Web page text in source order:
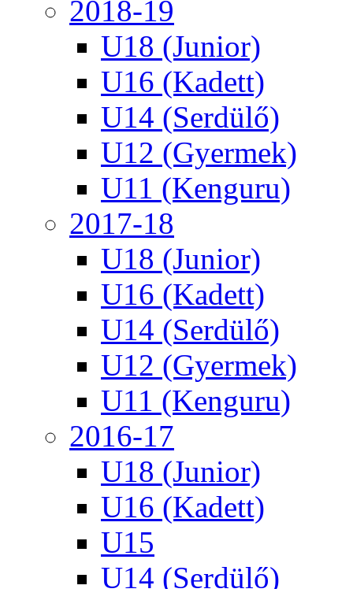
2018-19
U18 (Junior)
U16 (Kadett)
U14 (Serdülő)
U12 (Gyermek)
U11 (Kenguru)
2017-18
U18 (Junior)
U16 (Kadett)
U14 (Serdülő)
U12 (Gyermek)
U11 (Kenguru)
2016-17
U18 (Junior)
U16 (Kadett)
U15
U14 (Serdülő)